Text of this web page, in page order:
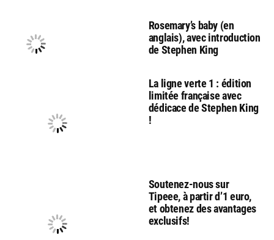
Rosemary’s baby (en
anglais), avec introduction
de Stephen King
La ligne verte 1 : édition
limitée française avec
dédicace de Stephen King
!
Soutenez-nous sur
Tipeee, à partir d’1 euro,
et obtenez des avantages
exclusifs!